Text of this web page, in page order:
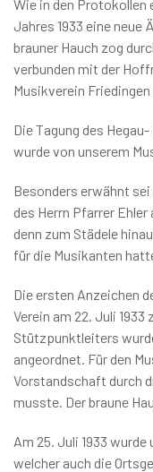
Wie in den
Jahres 1933 eine neue
brauner Hauch zog
verbunden mit der
Musikverein
Die Tagung des
wurde von unserem
Besonders erwähnt
des Herrn Pfarrer Ehler
denn zum Städele
für die Musikanten
Die ersten Anzeichen
Verein am 22. Juli
Stützpunktleiters
angeordnet. Für den
Vorstandschaft durch
musste. Der braune
Am 25. Juli 1933
welcher auch die